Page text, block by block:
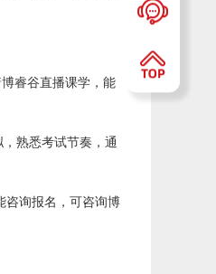
睿谷直播课学，能
熟悉考试节奏，通
咨询报名，可咨询博